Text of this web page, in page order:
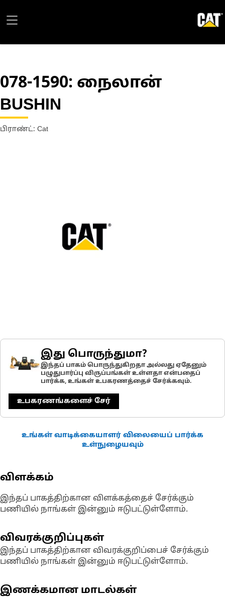
078-1590: நைலான்
BUSHIN
பிராண்ட்: Cat
இது பொருந்துமா?
இந்தப் பாகம் பொருந்துகிறதா அல்லது ஏதேனும்
பழுதுபார்ப்பு விருப்பங்கள் உள்ளதா என்பதைப்
பார்க்க, உங்கள் உபகரணத்தைச் சேர்க்கவும்.
உபகரணங்களைச் சேர்
உங்கள் வாடிக்கையாளர் விலையைப் பார்க்க
உள்நுழையவும்
விளக்கம்
இந்தப் பாகத்திற்கான விளக்கத்தைச் சேர்க்கும்
பணியில் நாங்கள் இன்னும் ஈடுபட்டுள்ளோம்.
விவரக்குறிப்புகள்
இந்தப் பாகத்திற்கான விவரக்குறிப்பைச் சேர்க்கும்
பணியில் நாங்கள் இன்னும் ஈடுபட்டுள்ளோம்.
இணக்கமான மாடல்கள்